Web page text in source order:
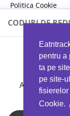
pentru a
ta pe
pe site-
Cookie.
Politica Cookie
Politica de
CODURI DE
Ai 40%